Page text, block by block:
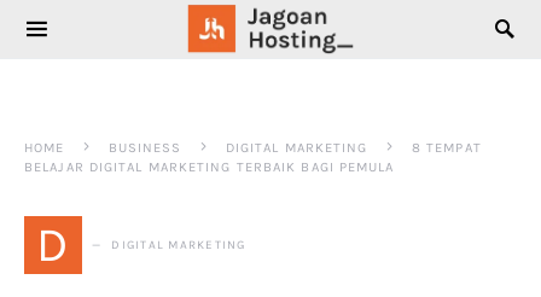
SEARCH FOR:
HOME BUSINESS DIGITAL MARKETING
8 TEMPAT
BELAJAR DIGITAL MARKETING TERBAIK BAGI PEMULA
D DIGITAL MARKETING